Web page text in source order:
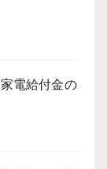
電給付金の